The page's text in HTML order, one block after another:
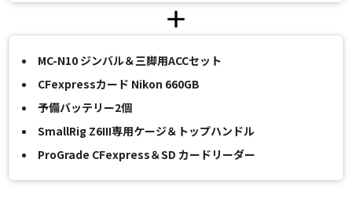
MC-N10 ジンバル＆三脚用ACCセット
CFexpressカード Nikon 660GB
予備バッテリー2個
SmallRig Z6III専用ケージ＆トップハンドル
ProGrade CFexpress＆SD カードリーダー